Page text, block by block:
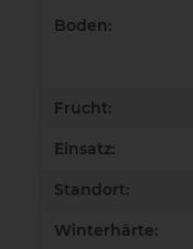
Boden:
Frucht:
Einsatz:
Standort:
Winterhärte: